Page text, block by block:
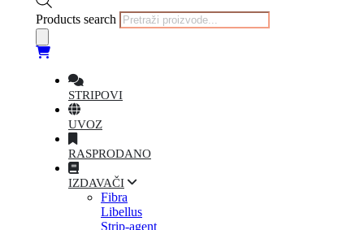
Products search
STRIPOVI
UVOZ
RASPRODANO
IZDAVAČI
Fibra
Libellus
Strip-agent